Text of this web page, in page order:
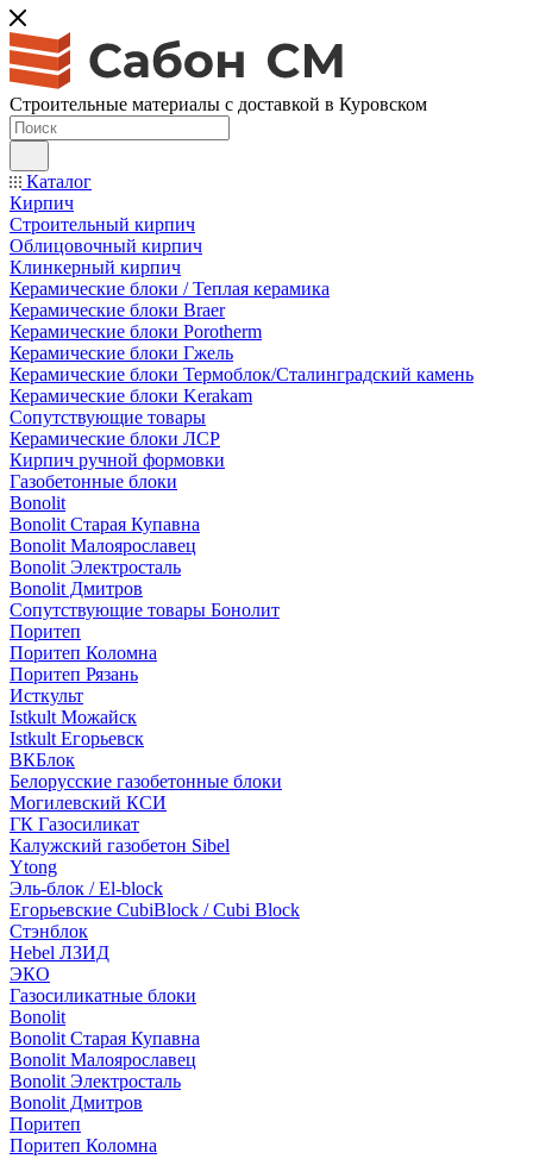
Строительные материалы с доставкой в Куровском
Каталог
Кирпич
Строительный кирпич
Облицовочный кирпич
Клинкерный кирпич
Керамические блоки / Теплая керамика
Керамические блоки Braer
Керамические блоки Porotherm
Керамические блоки Гжель
Керамические блоки Термоблок/Сталинградский камень
Керамические блоки Kerakam
Сопутствующие товары
Керамические блоки ЛСР
Кирпич ручной формовки
Газобетонные блоки
Bonolit
Bonolit Старая Купавна
Bonolit Малоярославец
Bonolit Электросталь
Bonolit Дмитров
Сопутствующие товары Бонолит
Поритеп
Поритеп Коломна
Поритеп Рязань
Исткульт
Istkult Можайск
Istkult Егорьевск
ВКБлок
Белорусские газобетонные блоки
Могилевский КСИ
ГК Газосиликат
Калужский газобетон Sibel
Ytong
Эль-блок / El-block
Егорьевские CubiBlock / Cubi Block
Стэнблок
Hebel ЛЗИД
ЭКО
Газосиликатные блоки
Bonolit
Bonolit Старая Купавна
Bonolit Малоярославец
Bonolit Электросталь
Bonolit Дмитров
Поритеп
Поритеп Коломна